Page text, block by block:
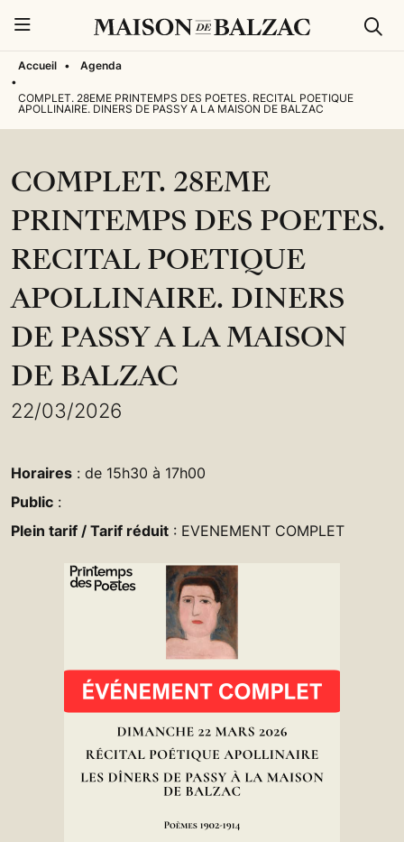
Accueil •
Agenda
•
COMPLET. 28EME PRINTEMPS DES POETES. RECITAL POETIQUE
APOLLINAIRE. DINERS DE PASSY A LA MAISON DE BALZAC
COMPLET. 28EME
PRINTEMPS DES POETES.
RECITAL POETIQUE
APOLLINAIRE. DINERS
DE PASSY A LA MAISON
DE BALZAC
22/03/2026
Horaires : de 15h30 à 17h00
Public :
Plein tarif / Tarif réduit : EVENEMENT COMPLET